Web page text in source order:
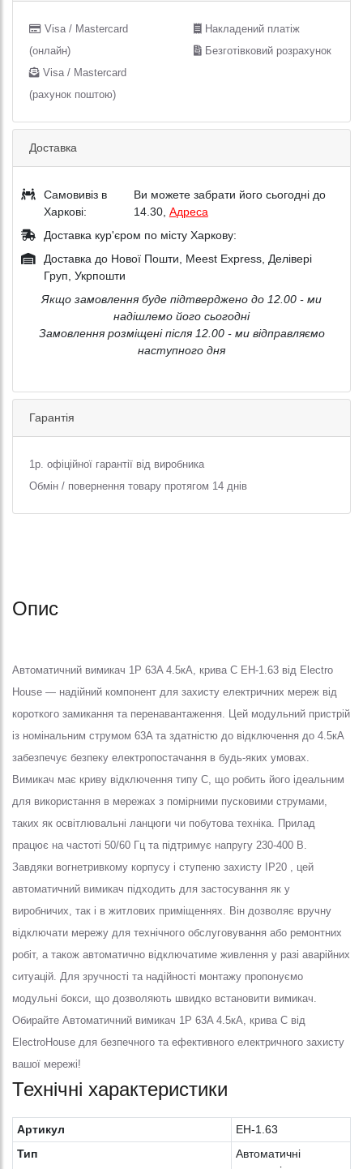
Visa / Mastercard
(онлайн)
Visa / Mastercard
(рахунок поштою)
Накладений платіж
Безготівковий розрахунок
Доставка
Самовивіз в
Харкові:
Ви можете забрати його сьогодні до
14.30, Адреса
Доставка кур'єром по місту Харкову:
Доставка до Нової Пошти, Meest Express, Делівері
Груп, Укрпошти
Якщо замовлення буде підтверджено до 12.00 - ми
надішлемо його сьогодні
Замовлення розміщені після 12.00 - ми відправляємо
наступного дня
Гарантія
1р. офіційної гарантії від виробника
Обмін / повернення товару протягом 14 днів
Опис
Автоматичний вимикач 1Р 63A 4.5кА, крива C EH-1.63 від Electro
House — надійний компонент для захисту електричних мереж від
короткого замикання та перенавантаження. Цей модульний пристрій
із номінальним струмом 63A та здатністю до відключення до 4.5кА
забезпечує безпеку електропостачання в будь-яких умовах.
Вимикач має криву відключення типу C, що робить його ідеальним
для використання в мережах з помірними пусковими струмами,
таких як освітлювальні ланцюги чи побутова техніка. Прилад
працює на частоті 50/60 Гц та підтримує напругу 230-400 В.
Завдяки вогнетривкому корпусу і ступеню захисту IP20 , цей
автоматичний вимикач підходить для застосування як у
виробничих, так і в житлових приміщеннях. Він дозволяє вручну
відключати мережу для технічного обслуговування або ремонтних
робіт, а також автоматично відключатиме живлення у разі аварійних
ситуацій. Для зручності та надійності монтажу пропонуємо
модульні бокси, що дозволяють швидко встановити вимикач.
Обирайте Автоматичний вимикач 1Р 63A 4.5кА, крива C від
ElectroHouse для безпечного та ефективного електричного захисту
вашої мережі!
Технічні характеристики
Артикул
EH-1.63
Тип
Автоматичні